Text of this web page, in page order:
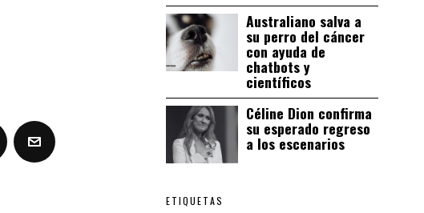
Australiano salva a
su perro del cáncer
con ayuda de
chatbots y
científicos
Céline Dion confirma
su esperado regreso
a los escenarios
ETIQUETAS